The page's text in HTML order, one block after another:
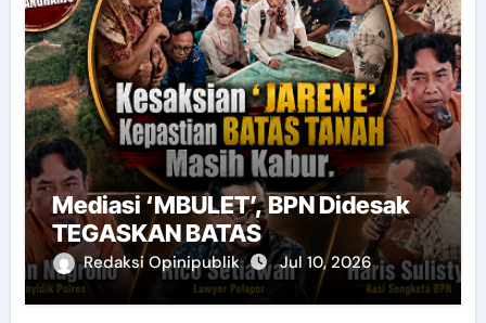
Mediasi ‘MBULET’, BPN Didesak
TEGASKAN BATAS
Redaksi Opinipublik Jul 10, 2026